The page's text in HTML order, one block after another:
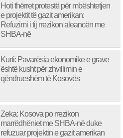
Hoti thërret protestë për mbështetjen
e projektit të gazit amerikan:
Refuzimi i tij rrezikon aleancën me
SHBA-në
Kurti: Pavarësia ekonomike e grave
është kusht për zhvillimin e
qëndrueshëm të Kosovës
Zeka: Kosova po rrezikon
marrëdhëniet me SHBA-në duke
refuzuar projektin e gazit amerikan